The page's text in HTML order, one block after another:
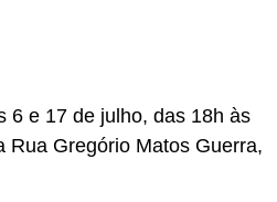
6 e 17 de julho, das 18h às
Rua Gregório Matos Guerra,